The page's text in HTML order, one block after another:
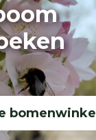
bomenwinkel